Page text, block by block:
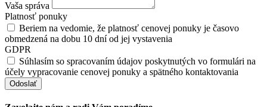
Vaša správa
Platnosť ponuky
Beriem na vedomie, že platnosť cenovej ponuky je časovo
obmedzená na dobu 10 dní od jej vystavenia
GDPR
Súhlasím so spracovaním údajov poskytnutých vo formulári na
účely vypracovanie cenovej ponuky a spätného kontaktovania
Odoslať